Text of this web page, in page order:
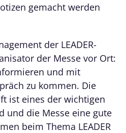
gemacht werden
der LEADER-
der Messe vor Ort:
und mit
zu kommen. Die
ist eines der wichtigen
und die Messe eine gute
beim Thema LEADER